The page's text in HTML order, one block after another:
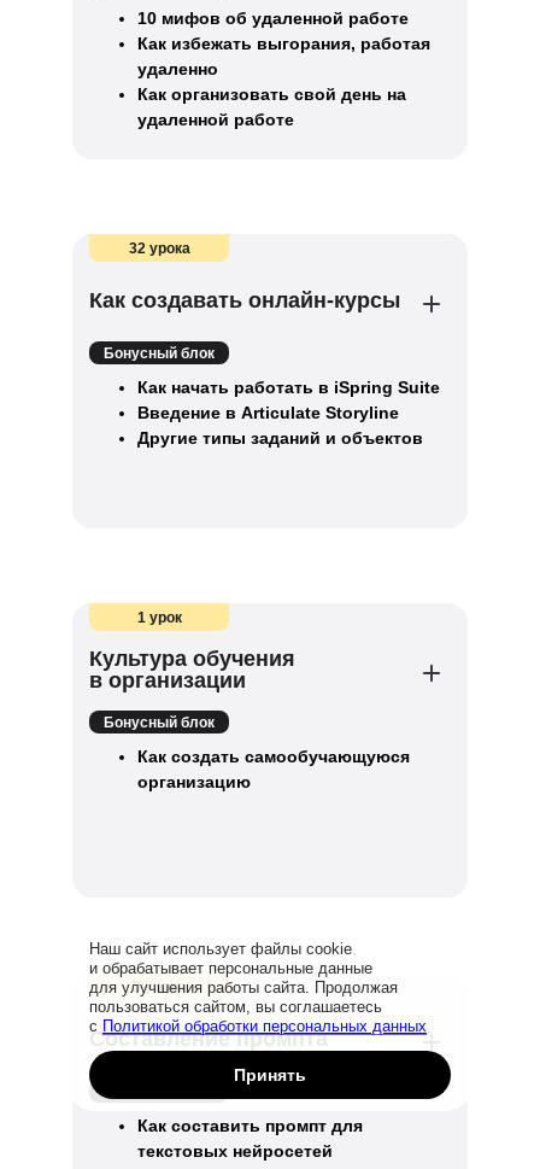
10 мифов об удаленной работе
Как избежать выгорания, работая
удаленно
Как организовать свой день на
удаленной работе
32 урока
Как создавать онлайн-курсы
Бонусный блок
Как начать работать в iSpring Suite
Введение в Articulate Storyline
Другие типы заданий и объектов
1 урок
Культура обучения
в организации
Бонусный блок
Как создать самообучающуюся
организацию
3 урока
Составление промпта
Как составить промпт для
текстовых нейросетей
Принять
Наш сайт использует файлы cookie
и обрабатывает персональные данные
для улучшения работы сайта. Продолжая
пользоваться сайтом, вы соглашаетесь
с Политикой обработки персональных данных